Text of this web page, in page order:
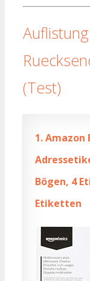
(Test)
1.Amazon
Bögen, 4
Etiketten